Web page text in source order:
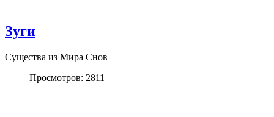
Зуги
Существа из Мира Снов
Просмотров: 2811